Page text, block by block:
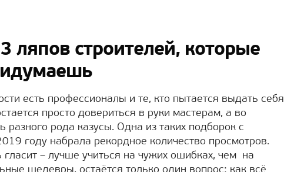
ляпов строителей, которые
есть профессионалы и те, кто пытается выдать себя
просто довериться в руки мастерам, а во
разного рода казусы. Одна из таких подборок с
году набрала рекордное количество просмотров.
– лучше учиться на чужих ошибках, чем на